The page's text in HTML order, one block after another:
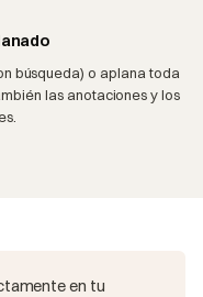
búsqueda) o aplana toda
las anotaciones y los
en tu